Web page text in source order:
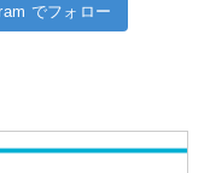
でフォロー